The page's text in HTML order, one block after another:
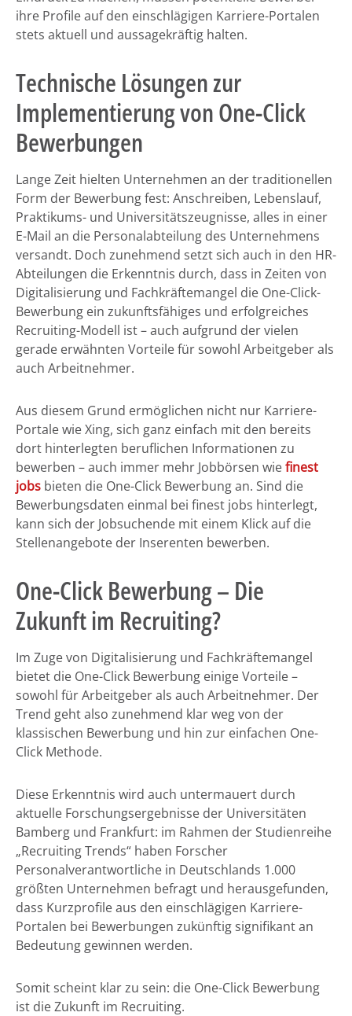
ihre Profile auf den einschlägigen Karriere-Portalen
stets aktuell und aussagekräftig halten.
Technische Lösungen zur
Implementierung von One-Click
Bewerbungen
Lange Zeit hielten Unternehmen an der traditionellen
Form der Bewerbung fest: Anschreiben, Lebenslauf,
Praktikums- und Universitätszeugnisse, alles in einer
E-Mail an die Personalabteilung des Unternehmens
versandt. Doch zunehmend setzt sich auch in den HR-
Abteilungen die Erkenntnis durch, dass in Zeiten von
Digitalisierung und Fachkräftemangel die One-Click-
Bewerbung ein zukunftsfähiges und erfolgreiches
Recruiting-Modell ist – auch aufgrund der vielen
gerade erwähnten Vorteile für sowohl Arbeitgeber als
auch Arbeitnehmer.
Aus diesem Grund ermöglichen nicht nur Karriere-
Portale wie Xing, sich ganz einfach mit den bereits
dort hinterlegten beruflichen Informationen zu
bewerben – auch immer mehr Jobbörsen wiefinest
jobs bieten die One-Click Bewerbung an. Sind die
Bewerbungsdaten einmal bei finest jobs hinterlegt,
kann sich der Jobsuchende mit einem Klick auf die
Stellenangebote der Inserenten bewerben.
One-Click Bewerbung – Die
Zukunft im Recruiting?
Im Zuge von Digitalisierung und Fachkräftemangel
bietet die One-Click Bewerbung einige Vorteile –
sowohl für Arbeitgeber als auch Arbeitnehmer. Der
Trend geht also zunehmend klar weg von der
klassischen Bewerbung und hin zur einfachen One-
Click Methode.
Diese Erkenntnis wird auch untermauert durch
aktuelle Forschungsergebnisse der Universitäten
Bamberg und Frankfurt: im Rahmen der Studienreihe
„Recruiting Trends“ haben Forscher
Personalverantwortliche in Deutschlands 1.000
größten Unternehmen befragt und herausgefunden,
dass Kurzprofile aus den einschlägigen Karriere-
Portalen bei Bewerbungen zukünftig signifikant an
Bedeutung gewinnen werden.
Somit scheint klar zu sein: die One-Click Bewerbung
ist die Zukunft im Recruiting.